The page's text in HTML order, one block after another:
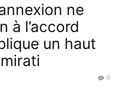
ne
à l’accord
un haut
0